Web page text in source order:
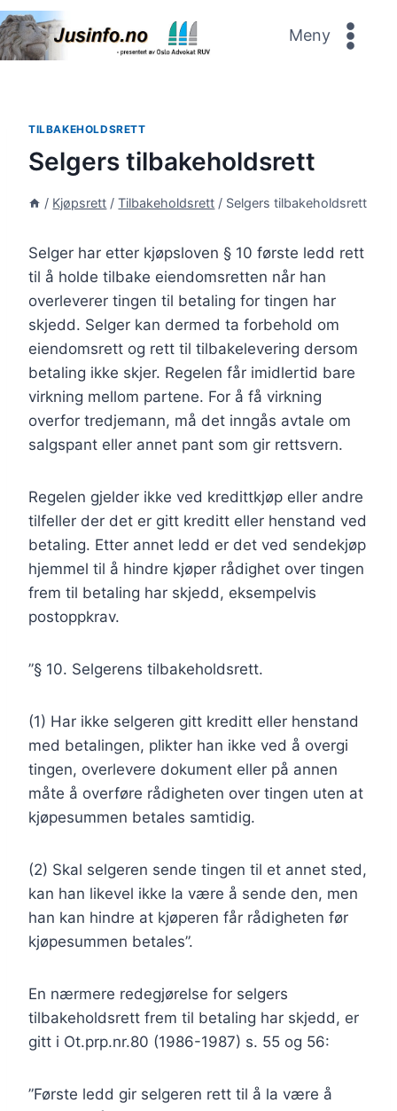
Skip
to
content
Meny
TILBAKEHOLDSRETT
Selgers tilbakeholdsrett
/ Kjøpsrett / Tilbakeholdsrett / Selgers tilbakeholdsrett
Selger har etter kjøpsloven § 10 første ledd rett
til å holde tilbake eiendomsretten når han
overleverer tingen til betaling for tingen har
skjedd. Selger kan dermed ta forbehold om
eiendomsrett og rett til tilbakelevering dersom
betaling ikke skjer. Regelen får imidlertid bare
virkning mellom partene. For å få virkning
overfor tredjemann, må det inngås avtale om
salgspant eller annet pant som gir rettsvern.
Regelen gjelder ikke ved kredittkjøp eller andre
tilfeller der det er gitt kreditt eller henstand ved
betaling. Etter annet ledd er det ved sendekjøp
hjemmel til å hindre kjøper rådighet over tingen
frem til betaling har skjedd, eksempelvis
postoppkrav.
”§ 10. Selgerens tilbakeholdsrett.
(1) Har ikke selgeren gitt kreditt eller henstand
med betalingen, plikter han ikke ved å overgi
tingen, overlevere dokument eller på annen
måte å overføre rådigheten over tingen uten at
kjøpesummen betales samtidig.
(2) Skal selgeren sende tingen til et annet sted,
kan han likevel ikke la være å sende den, men
han kan hindre at kjøperen får rådigheten før
kjøpesummen betales”.
En nærmere redegjørelse for selgers
tilbakeholdsrett frem til betaling har skjedd, er
gitt i Ot.prp.nr.80 (1986-1987) s. 55 og 56:
”Første ledd gir selgeren rett til å la være å